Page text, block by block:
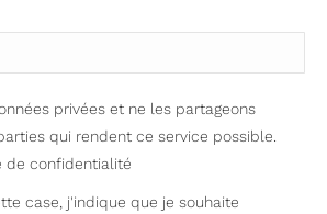
privées et ne les partageons
qui rendent ce service possible.
de confidentialité
case, j'indique que je souhaite